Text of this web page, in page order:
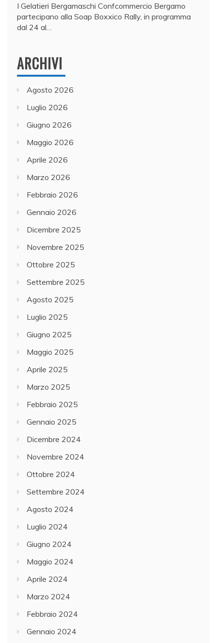
I Gelatieri Bergamaschi Confcommercio Bergamo
partecipano alla Soap Boxxico Rally, in programma
dal 24 al…
ARCHIVI
Agosto 2026
Luglio 2026
Giugno 2026
Maggio 2026
Aprile 2026
Marzo 2026
Febbraio 2026
Gennaio 2026
Dicembre 2025
Novembre 2025
Ottobre 2025
Settembre 2025
Agosto 2025
Luglio 2025
Giugno 2025
Maggio 2025
Aprile 2025
Marzo 2025
Febbraio 2025
Gennaio 2025
Dicembre 2024
Novembre 2024
Ottobre 2024
Settembre 2024
Agosto 2024
Luglio 2024
Giugno 2024
Maggio 2024
Aprile 2024
Marzo 2024
Febbraio 2024
Gennaio 2024